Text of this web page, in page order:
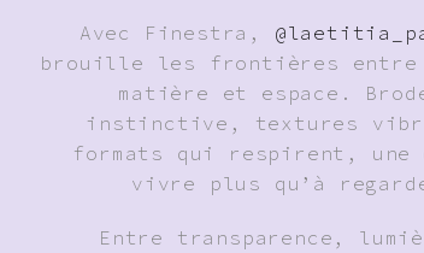
Avec Finestra,
brouille les frontières entre
matière et espace.
instinctive, textures
formats qui respirent, une
vivre plus qu’à
Entre transparence,